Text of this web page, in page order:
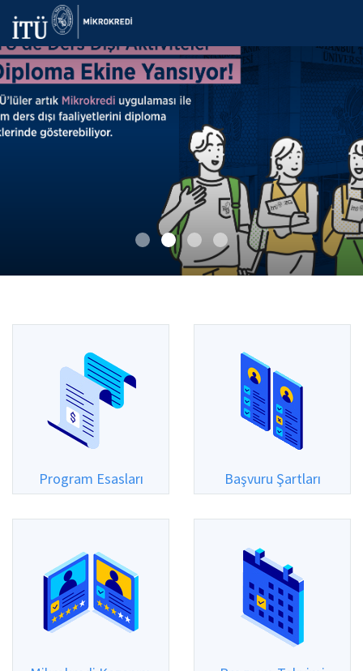
Program Esasları Başvuru Şartları